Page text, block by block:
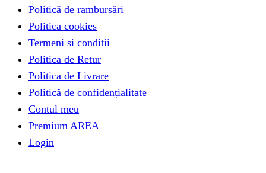
Politică de rambursări
Politica cookies
Termeni si conditii
Politica de Retur
Politica de Livrare
Politică de confidențialitate
Contul meu
Premium AREA
Login